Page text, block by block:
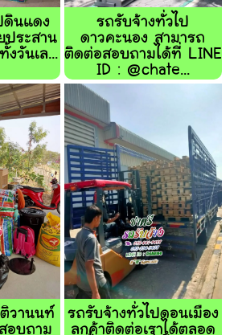
ดินแดง
ประสาน
งวันเล...
รถรับจ้างทั่วไป
ดาวคะนอง สามารถ
ติดต่อสอบถามได้ที่ LINE
ID : @chate...
วานนท์
อบถาม
รถรับจ้างทั่วไปดอนเมือง
ลูกค้าติดต่อเราได้ตลอด